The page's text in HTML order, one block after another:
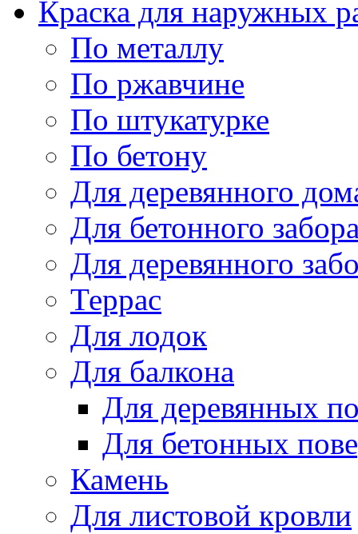
Краска для наружных
По металлу
По ржавчине
По штукатурке
По бетону
Для деревянного
Для бетонного
Для деревянного
Террас
Для лодок
Для балкона
Для деревянных
Для бетонных
Камень
Для листовой кровли